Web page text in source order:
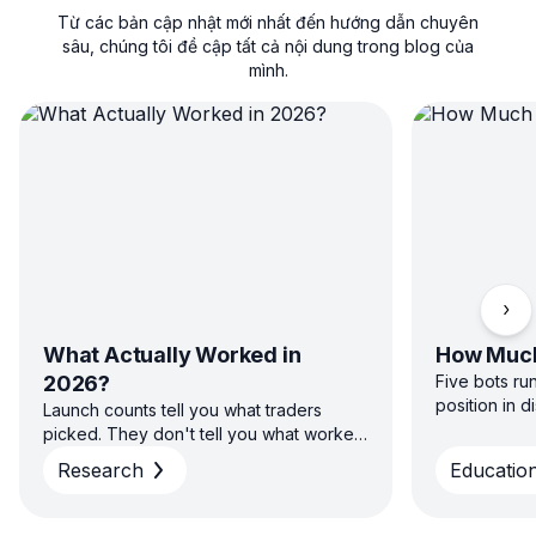
Từ các bản cập nhật mới nhất đến hướng dẫn chuyên
sâu, chúng tôi đề cập tất cả nội dung trong blog của
mình.
What Actually Worked in
2026?
Launch counts tell you what traders
picked. They don't tell you what worked.
H1 2026 platform data on win rate, return
and time to close across GRID, DCA, DCA
Research
How
Five bots
position in
diversified